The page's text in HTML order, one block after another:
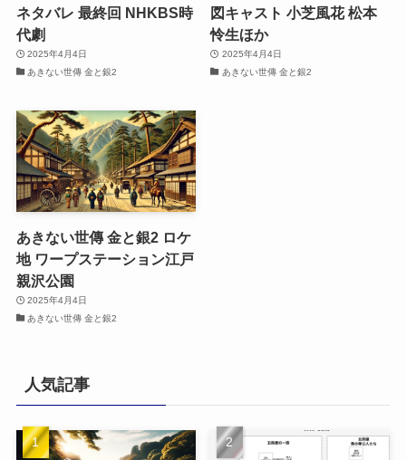
ネタバレ 最終回 NHKBS時
代劇
2025年4月4日
あきない世傳 金と銀2
図キャスト 小芝風花 松本
怜生ほか
2025年4月4日
あきない世傳 金と銀2
あきない世傳 金と銀2 ロケ
地 ワープステーション江戸
親沢公園
2025年4月4日
あきない世傳 金と銀2
人気記事